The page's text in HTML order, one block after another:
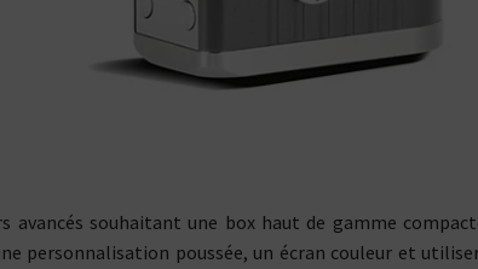
avancés souhaitant une box haut de gamme
personnalisation poussée, un écran couleur et